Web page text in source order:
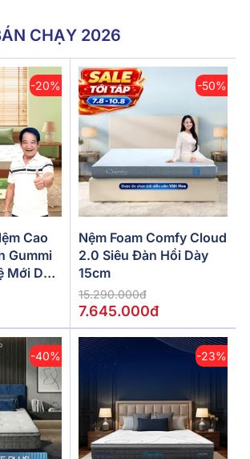
CHẠY 2026
-20%
Cao
Gummi
Mới Dày
-50%
Nệm Foam Comfy Cloud
2.0 Siêu Đàn Hồi Dày
15cm
15.290.000đ
7.645.000đ
-40% -23%